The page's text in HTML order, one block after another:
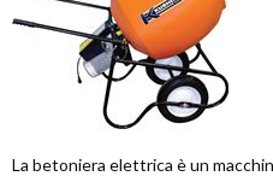
La betoniera elettrica è un